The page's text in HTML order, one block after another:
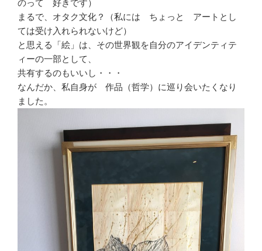
のって 好きです）
まるで、オタク文化？（私には ちょっと アートとし
ては受け入れられないけど）
と思える「絵」は、その世界観を自分のアイデンティテ
ィーの一部として、
共有するのもいいし・・・
なんだか、私自身が 作品（哲学）に巡り会いたくなり
ました。